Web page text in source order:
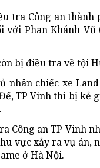
tra Công an
Phan Khánh
bị điều tra về tội
nhân chiếc xe
TP Vinh thì bị kẻ
Công an TP Vinh
vực xảy ra vụ án,
ở Hà Nội.